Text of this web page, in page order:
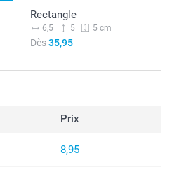
Rectangle
6,5 5 5 cm
Dès35,95
Prix
8,95